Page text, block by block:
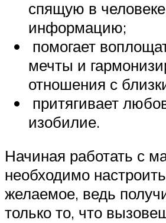
спящую в
информацию;
помогает
мечты и
отношения с
притягивает
изобилие.
Начиная работать с
необходимо
желаемое, ведь
только то, что